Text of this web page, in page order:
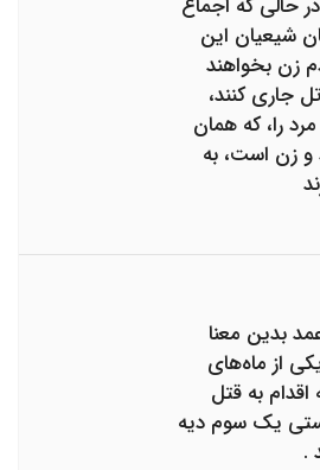
حالی که اجماع
شیعیان این
زن بخواهند
جاری کنند،
را، که همان
و زن است، به
بدین معنا
از ماه‌های
به قتل
یک سوم دیه
.